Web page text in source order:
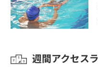
週間アクセス